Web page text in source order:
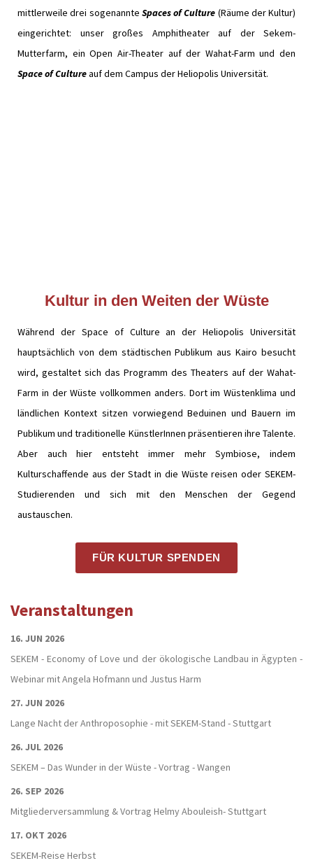
mittlerweile drei sogenannte Spaces of Culture (Räume der Kultur)
eingerichtet: unser großes Amphitheater auf der Sekem-
Mutterfarm, ein Open Air-Theater auf der Wahat-Farm und den
Space of Cultureauf dem Campus der Heliopolis Universität.
Kultur in den Weiten der Wüste
Während der Space of Culture an der Heliopolis Universität
hauptsächlich von dem städtischen Publikum aus Kairo besucht
wird, gestaltet sich das Programm des Theaters auf der Wahat-
Farm in der Wüste vollkommen anders. Dort im Wüstenklima und
ländlichen Kontext sitzen vorwiegend Beduinen und Bauern im
Publikum und traditionelle KünstlerInnen präsentieren ihre Talente.
Aber auch hier entsteht immer mehr Symbiose, indem
Kulturschaffende aus der Stadt in die Wüste reisen oder SEKEM-
Studierenden und sich mit den Menschen der Gegend
austauschen.
FÜR KULTUR SPENDEN
Veranstaltungen
16. JUN 2026
SEKEM - Economy of Love und der ökologische Landbau in Ägypten -
Webinar mit Angela Hofmann und Justus Harm
27. JUN 2026
Lange Nacht der Anthroposophie - mit SEKEM-Stand - Stuttgart
26. JUL 2026
SEKEM – Das Wunder in der Wüste - Vortrag - Wangen
26. SEP 2026
Mitgliederversammlung & Vortrag Helmy Abouleish- Stuttgart
17. OKT 2026
SEKEM-Reise Herbst